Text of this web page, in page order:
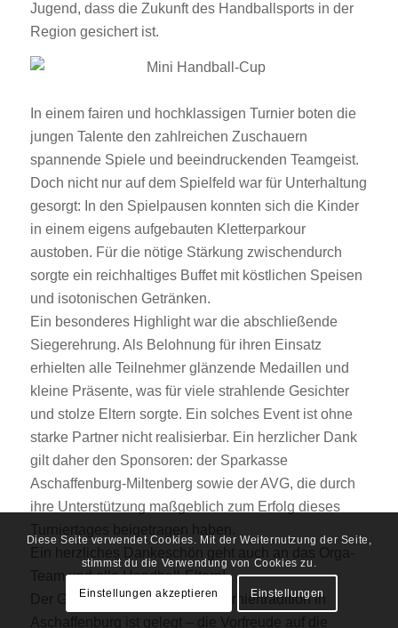
Jugend, dass die Zukunft des Handballsports in der
Region gesichert ist.
In einem fairen und hochklassigen Turnier boten die
jungen Talente den zahlreichen Zuschauern
spannende Spiele und beeindruckenden Teamgeist.
Doch nicht nur auf dem Spielfeld war für Unterhaltung
gesorgt: In den Spielpausen konnten sich die Kinder
in einem eigens aufgebauten Kletterparkour
austoben. Für die nötige Stärkung zwischendurch
sorgte ein reichhaltiges Buffet mit köstlichen Speisen
und isotonischen Getränken.
Ein besonderes Highlight war die abschließende
Siegerehrung. Als Belohnung für ihren Einsatz
erhielten alle Teilnehmer glänzende Medaillen und
kleine Präsente, was für viele strahlende Gesichter
und stolze Eltern sorgte. Ein solches Event ist ohne
starke Partner nicht realisierbar. Ein herzlicher Dank
gilt daher den Sponsoren: der Sparkasse
Aschaffenburg-Miltenberg sowie der AVG, die durch
ihre Unterstützung maßgeblich zum Erfolg dieses
Team und alle Handball-Eltern!
Der Grundstein für eine neue Turniertradition in
Diese Seite verwendet Cookies. Mit der Weiternutzung der Seite,
stimmst du die Verwendung von Cookies zu.
Einstellungen akzeptieren Einstellungen